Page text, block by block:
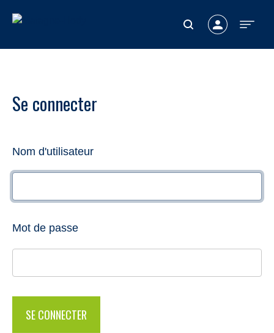
Connexion
Se connecter
Nom d'utilisateur
Mot de passe